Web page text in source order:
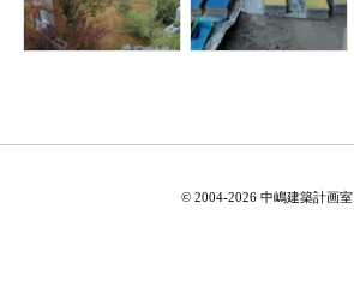
© 2004-2026 中嶋建築計画室.